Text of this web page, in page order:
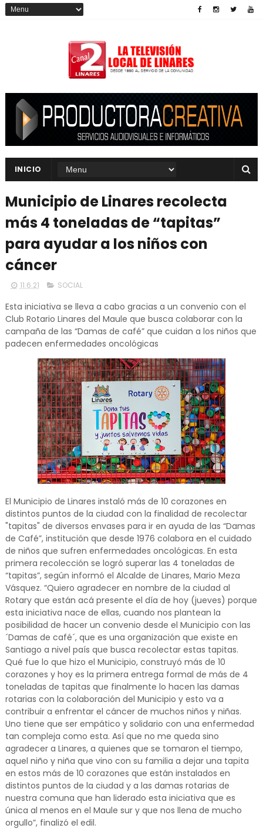
INICIO
Municipio de Linares recolecta
más 4 toneladas de “tapitas”
para ayudar a los niños con
cáncer
11.6.21 SOCIAL
Esta iniciativa se lleva a cabo gracias a un convenio con el
Club Rotario Linares del Maule que busca colaborar con la
campaña de las “Damas de café” que cuidan a los niños que
padecen enfermedades oncológicas
El Municipio de Linares instaló más de 10 corazones en
distintos puntos de la ciudad con la finalidad de recolectar
"tapitas" de diversos envases para ir en ayuda de las “Damas
de Café”, institución que desde 1976 colabora en el cuidado
de niños que sufren enfermedades oncológicas. En esta
primera recolección se logró superar las 4 toneladas de
“tapitas”, según informó el Alcalde de Linares, Mario Meza
Vásquez. “Quiero agradecer en nombre de la ciudad al
Rotary que están acá presente el día de hoy (jueves) porque
esta iniciativa nace de ellas, cuando nos plantean la
posibilidad de hacer un convenio desde el Municipio con las
´Damas de café´, que es una organización que existe en
Santiago a nivel país que busca recolectar estas tapitas.
Qué fue lo que hizo el Municipio, construyó más de 10
corazones y hoy es la primera entrega formal de más de 4
toneladas de tapitas que finalmente lo hacen las damas
rotarias con la colaboración del Municipio y esto va a
contribuir a enfrentar el cáncer de muchos niños y niñas.
Uno tiene que ser empático y solidario con una enfermedad
tan compleja como esta. Así que no me queda sino
agradecer a Linares, a quienes que se tomaron el tiempo,
aquel niño y niña que vino con su familia a dejar una tapita
en estos más de 10 corazones que están instalados en
distintos puntos de la ciudad y a las damas rotarias de
nuestra comuna que han liderado esta iniciativa que es
única al menos en el Maule sur y que nos llena de mucho
orgullo”, finalizó el edil.